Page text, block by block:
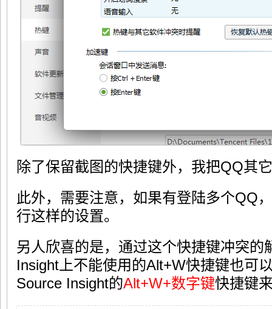
除了保留截图的快捷键外，我把QQ其
此外，需要注意，如果有登陆多个QQ
行这样的设置。
另人欣喜的是，通过这个快捷键冲突的
Insight上不能使用的Alt+W快捷键也可
Source Insight的Alt+W+数字键快捷键